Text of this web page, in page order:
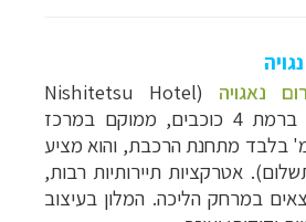
נאגויה
(Nishitetsu Hotel
Croom Nagoya), ברמת 4 כוכבים, ממוקם במרכז
במרחק 400 מ' בלבד מתחנת הרכבת, והוא מציע
אטרקציות תיירותיות רבות,
במרחק הליכה. המלון בעיצוב